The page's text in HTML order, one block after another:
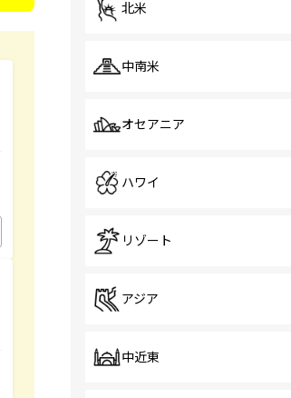
北米
中南米
オセアニア
ハワイ
リゾート
アジア
中近東